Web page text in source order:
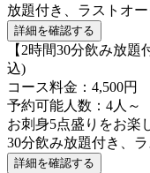
放題付き、ラストオー
詳細を確認する
【2時間30分飲み放
込)
コース料金：4,500円
予約可能人数：4人～
お刺身5点盛りをお楽
30分飲み放題付き、
詳細を確認する